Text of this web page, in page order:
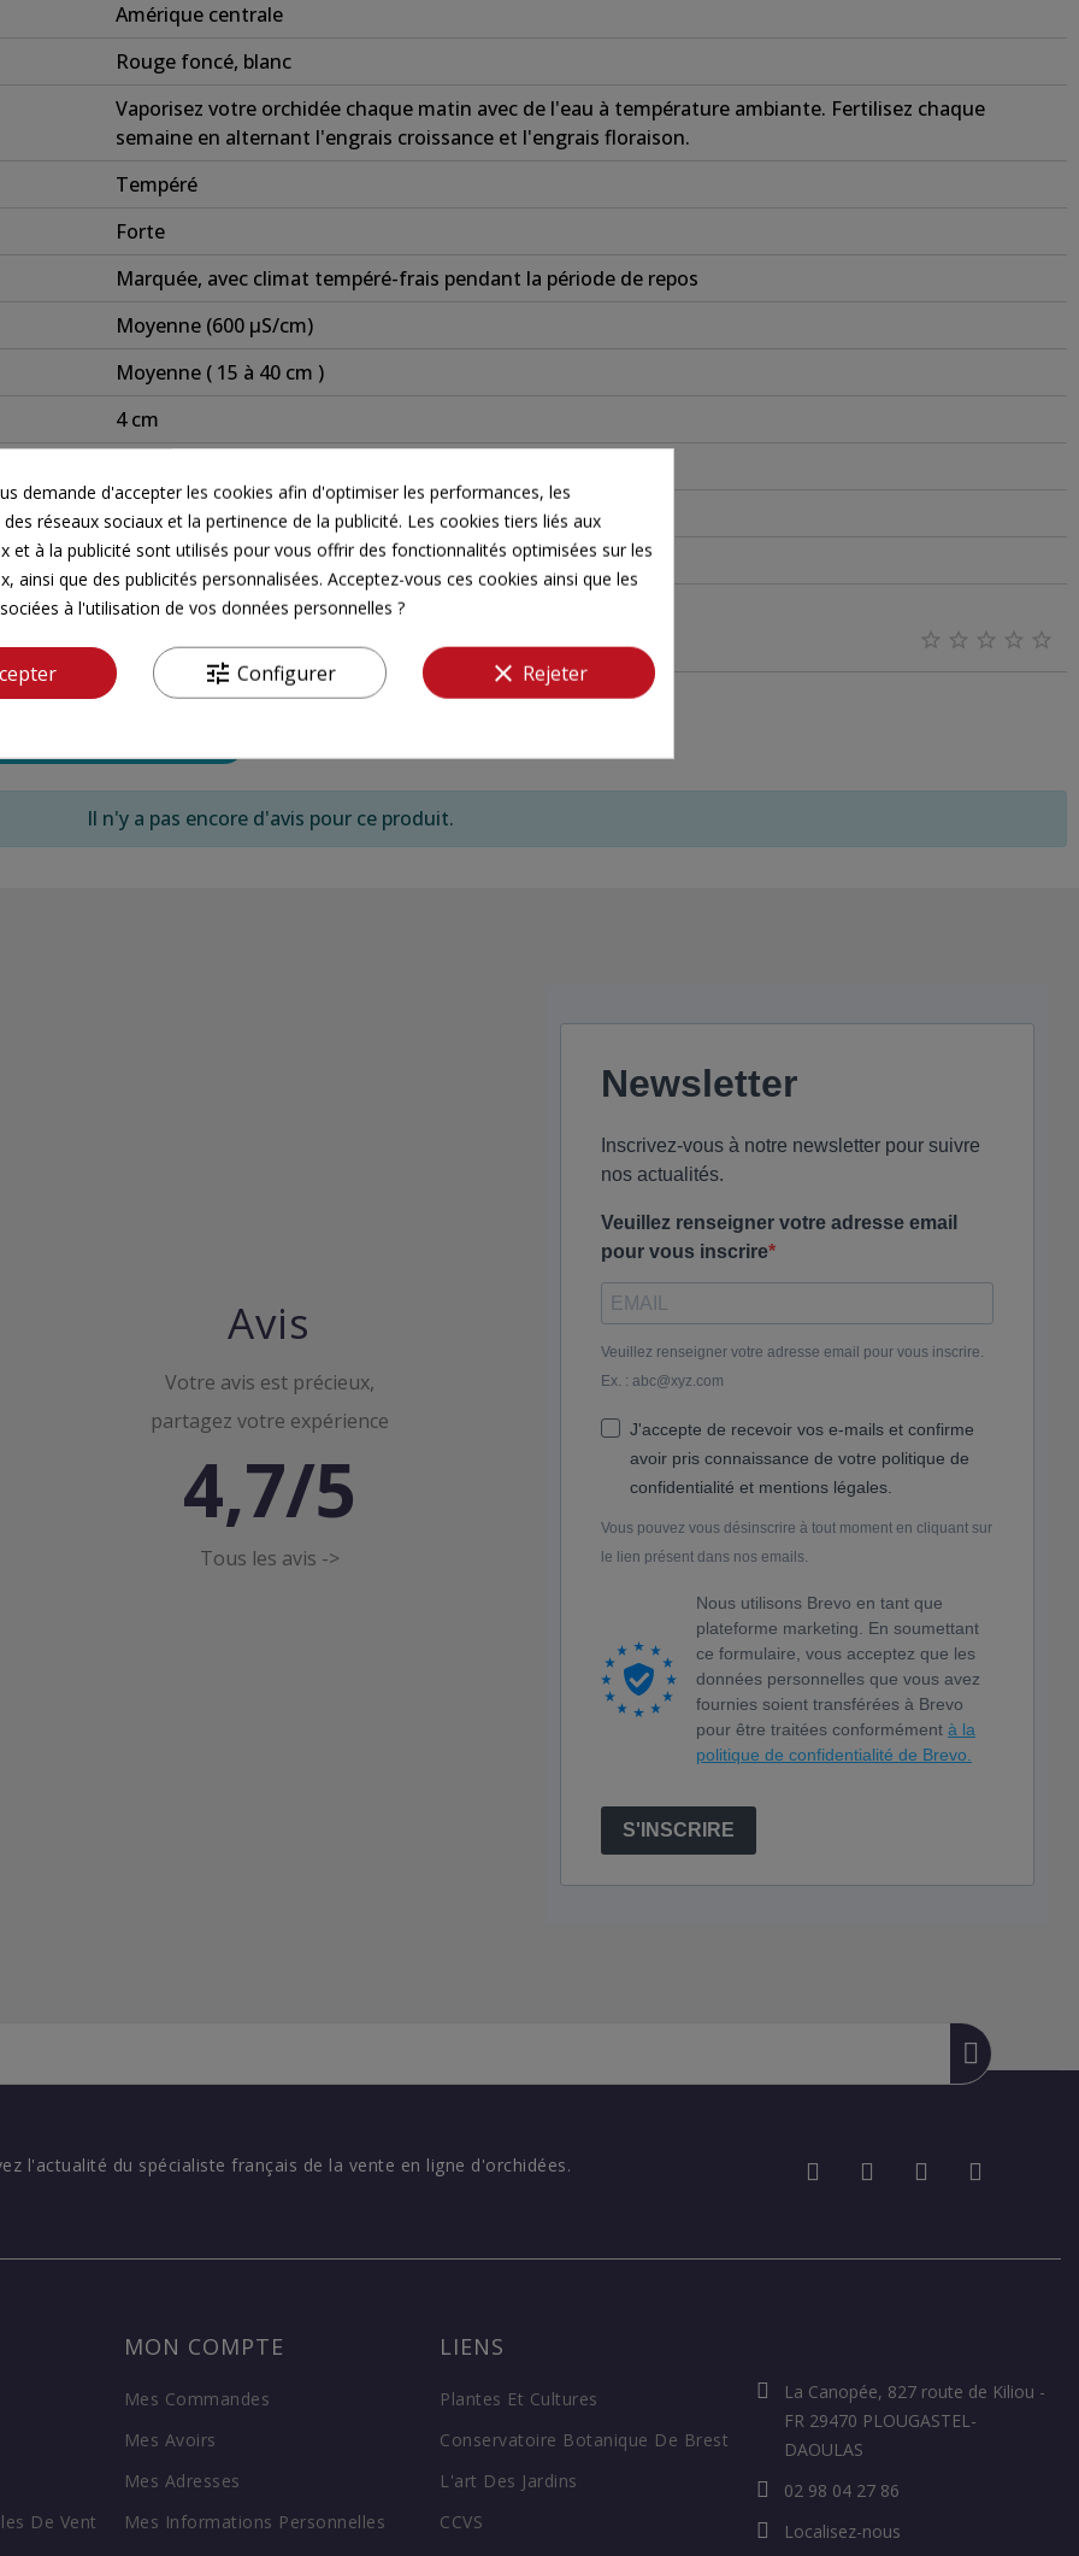
Amérique centrale
Rouge foncé, blanc
Vaporisez votre orchidée chaque matin avec de l'eau à température ambiante. Fertilisez chaque
semaine en alternant l'engrais croissance et l'engrais floraison.
Tempéré
Forte
Marquée, avec climat tempéré-frais pendant la période de repos
Moyenne (600 µS/cm)
Moyenne ( 15 à 40 cm )
4 cm
Oui
Printemps - Eté
    
Il n'y a pas encore d'avis pour ce produit.
Avis
Votre avis est précieux,
partagez votre expérience
4,7/5
Tous les avis ->
Newsletter
Inscrivez-vous à notre newsletter pour suivre
nos actualités.
Veuillez renseigner votre adresse email
pour vous inscrire
Veuillez renseigner votre adresse email pour vous inscrire.
Ex. : abc@xyz.com
J'accepte de recevoir vos e-mails et confirme
avoir pris connaissance de votre politique de
confidentialité et mentions légales.
Vous pouvez vous désinscrire à tout moment en cliquant sur
le lien présent dans nos emails.
Nous utilisons Brevo en tant que
plateforme marketing. En soumettant
ce formulaire, vous acceptez que les
données personnelles que vous avez
fournies soient transférées à Brevo
pour être traitées conformément à la
politique de confidentialité de Brevo.
S'INSCRIRE
l'actualité du spécialiste français de la vente en ligne d'orchidées.
De Vent
MON COMPTE
Mes Commandes
Mes Avoirs
Mes Adresses
Mes Informations Personnelles
LIENS
Plantes Et Cultures
Conservatoire Botanique De Brest
L'art Des Jardins
CCVS
La Canopée, 827 route de Kiliou -
FR 29470 PLOUGASTEL-
DAOULAS
02 98 04 27 86
Localisez-nous
demande d'accepter les cookies afin d'optimiser les performances, les
réseaux sociaux et la pertinence de la publicité. Les cookies tiers liés aux
et à la publicité sont utilisés pour vous offrir des fonctionnalités optimisées sur les
ainsi que des publicités personnalisées. Acceptez-vous ces cookies ainsi que les
à l'utilisation de vos données personnelles ?
tune Configurer clear Rejeter